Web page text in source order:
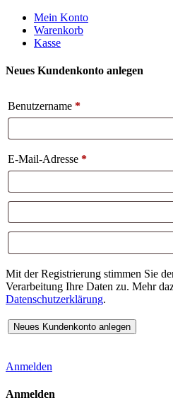
Weiter
zum
Inhalt
Mein Konto
Warenkorb
Kasse
Neues Kundenkonto anlegen
Benutzername *
E-Mail-Adresse *
Mit der Registrierung stimmen Sie
Verarbeitung Ihre Daten zu. Mehr
Datenschutzerklärung.
Anmelden
Anmelden